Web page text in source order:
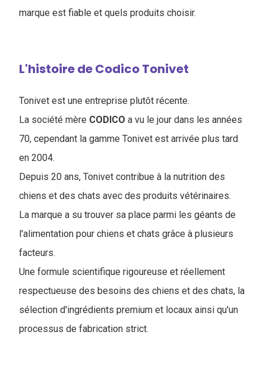
marque est fiable et quels produits choisir.
L'histoire de Codico Tonivet
Tonivet est une entreprise plutôt récente.
La société mère CODICO a vu le jour dans les années
70, cependant la gamme Tonivet est arrivée plus tard
en 2004.
Depuis 20 ans, Tonivet contribue à la nutrition des
chiens et des chats avec des produits vétérinaires.
La marque a su trouver sa place parmi les géants de
l'alimentation pour chiens et chats grâce à plusieurs
facteurs.
Une formule scientifique rigoureuse et réellement
respectueuse des besoins des chiens et des chats, la
sélection d'ingrédients premium et locaux ainsi qu'un
processus de fabrication strict.